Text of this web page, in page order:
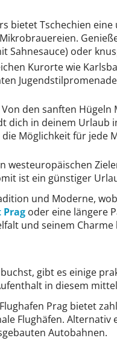
bietet Tschechien
Sahnesauce) oder
Kurorte wie
Von den sanften Hügeln
dich in deinem
Möglichkeit für jede
westeuropäischen
ist ein günstiger
und Moderne,
oder eine längere
und seinem Charme
gibt es einige
in diesem
Prag bietet
Flughäfen.
Autobahnen.